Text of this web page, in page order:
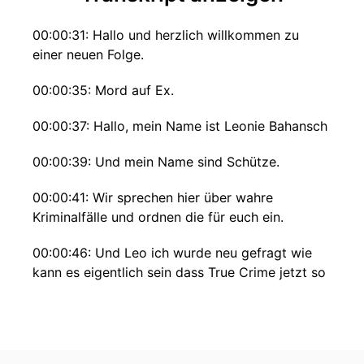
00:00:31: Hallo und herzlich willkommen zu
einer neuen Folge.
00:00:35: Mord auf Ex.
00:00:37: Hallo, mein Name ist Leonie Bahansch
00:00:39: Und mein Name sind Schütze.
00:00:41: Wir sprechen hier über wahre
Kriminalfälle und ordnen die für euch ein.
00:00:46: Und Leo ich wurde neu gefragt wie
kann es eigentlich sein dass True Crime jetzt so